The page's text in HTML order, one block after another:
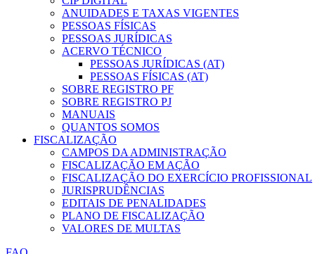
ANUIDADES E TAXAS VIGENTES
PESSOAS FÍSICAS
PESSOAS JURÍDICAS
ACERVO TÉCNICO
PESSOAS JURÍDICAS (AT)
PESSOAS FÍSICAS (AT)
SOBRE REGISTRO PF
SOBRE REGISTRO PJ
MANUAIS
QUANTOS SOMOS
FISCALIZAÇÃO
CAMPOS DA ADMINISTRAÇÃO
FISCALIZAÇÃO EM AÇÃO
FISCALIZAÇÃO DO EXERCÍCIO PROFISSIONAL
JURISPRUDÊNCIAS
EDITAIS DE PENALIDADES
PLANO DE FISCALIZAÇÃO
VALORES DE MULTAS